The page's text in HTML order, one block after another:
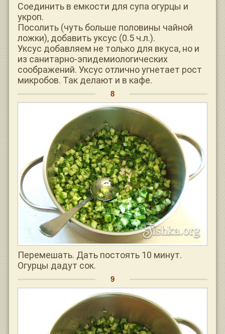
Соединить в емкости для супа огурцы и
укроп.
Посолить (чуть больше половины чайной
ложки), добавить уксус (0.5 ч.л.).
Уксус добавляем не только для вкуса, но и
из санитарно-эпидемиологических
соображений. Уксус отлично угнетает рост
микробов. Так делают и в кафе.
Перемешать. Дать постоять 10 минут.
Огурцы дадут сок.